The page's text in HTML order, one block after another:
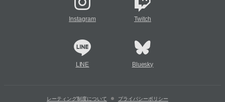
Instagram Twitch
LINE Bluesky
レーティング制度について プライバシーポリシー